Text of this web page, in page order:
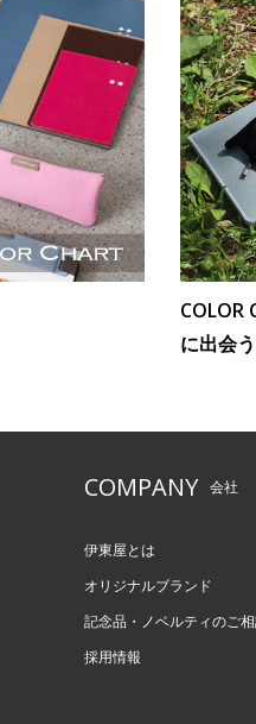
COLOR
に出会
COMPANY 会社
伊東屋とは
オリジナルブランド
記念品・ノベルティのご
採用情報